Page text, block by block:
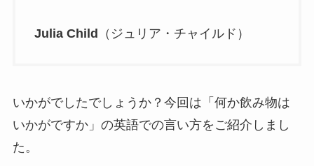
Julia Child （ジュリア・チャイルド）
いかがでしたでしょうか？今回は「何か飲み物は
いかがですか」の英語での言い方をご紹介しまし
た。